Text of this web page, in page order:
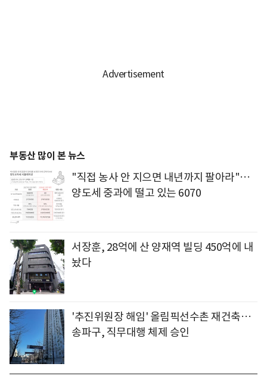
부동산 많이 본 뉴스
"직접 농사 안 지으면 내년까지 팔아라"…
양도세 중과에 떨고 있는 6070
서장훈, 28억에 산 양재역 빌딩 450억에 내
놨다
'추진위원장 해임' 올림픽선수촌 재건축…
송파구, 직무대행 체제 승인